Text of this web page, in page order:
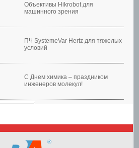
Объективы Hikrobot для
машинного зрения
ПЧ SystemeVar Hertz для тяжелых
условий
С Днем химика – праздником
инженеров молекул!